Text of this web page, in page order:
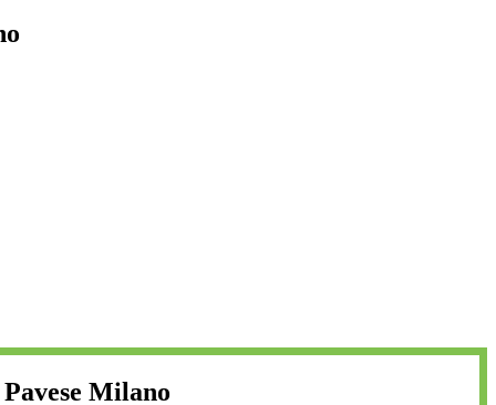
Milano